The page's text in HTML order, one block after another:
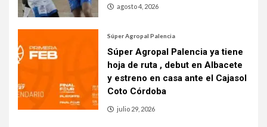
agosto 4, 2026
Súper Agropal Palencia
Súper Agropal Palencia ya tiene
hoja de ruta , debut en Albacete
y estreno en casa ante el Cajasol
Coto Córdoba
julio 29, 2026